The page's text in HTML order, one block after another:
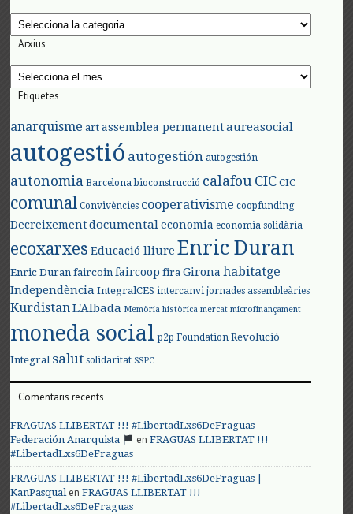
Categories
Arxius
Arxius
Etiquetes
anarquisme art assemblea permanent aureasocial
autogestió autogestión autogestión
autonomia Barcelona bioconstrucció calafouCIC CIC
comunal Convivències cooperativisme coopfunding
Decreixement documental economia economia solidària
ecoxarxes Educació lliure Enric Duran
Enric Duran faircoin faircoop fira Girona habitatge
Independència IntegralCES intercanvi jornades assembleàries
KurdistanL'Albada Memòria històrica mercat microfinançament
moneda social p2p Foundation Revolució
Integral salut solidaritat SSPC
Comentaris recents
FRAGUAS LLIBERTAT !!! #LibertadLxs6DeFraguas –
Federación Anarquista
enFRAGUAS LLIBERTAT !!!
#LibertadLxs6DeFraguas
FRAGUAS LLIBERTAT !!! #LibertadLxs6DeFraguas |
KanPasqualenFRAGUAS LLIBERTAT !!!
#LibertadLxs6DeFraguas